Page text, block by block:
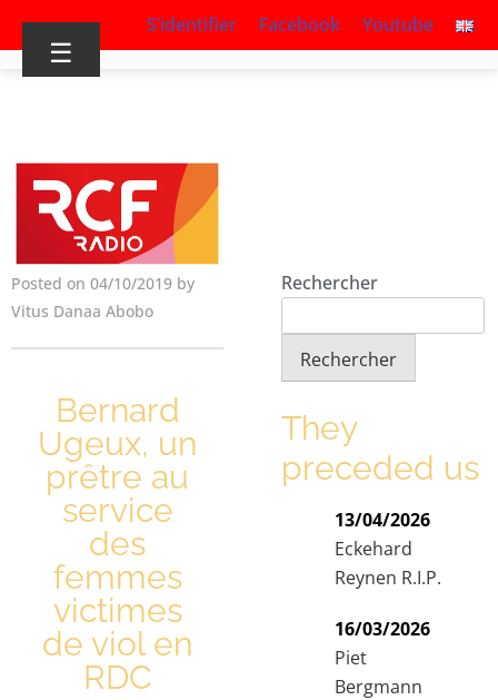
S’identifier Facebook Youtube
☰
Posted on 04/10/2019 by
Vitus Danaa Abobo
Bernard
Ugeux, un
prêtre au
service
des
femmes
victimes
de viol en
RDC
Rechercher
Rechercher
They
preceded us
13/04/2026
Eckehard
Reynen R.I.P.
16/03/2026
Piet
Bergmann